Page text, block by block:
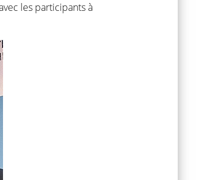
les participants à